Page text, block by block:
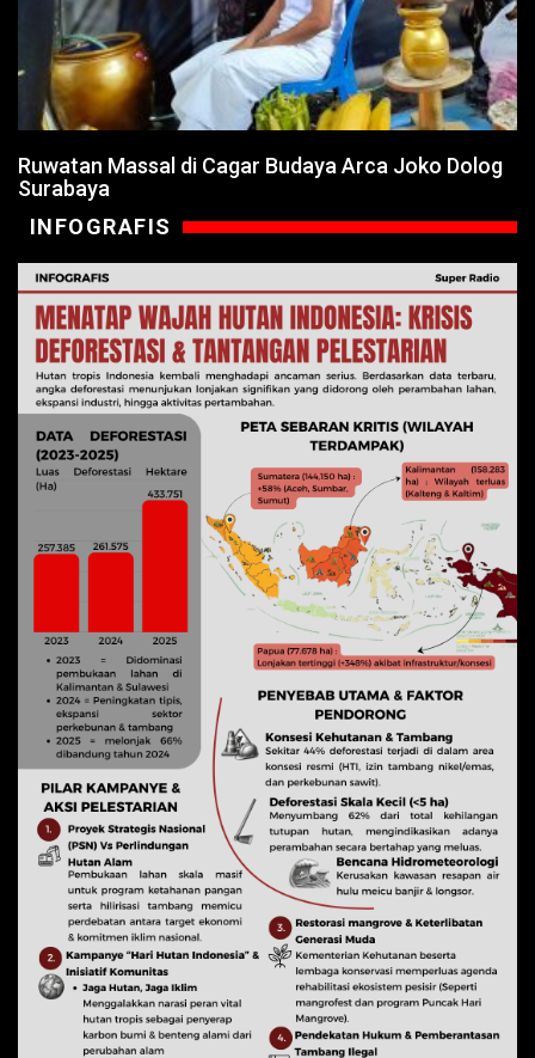
Ruwatan Massal di Cagar Budaya Arca Joko Dolog
Surabaya
INFOGRAFIS